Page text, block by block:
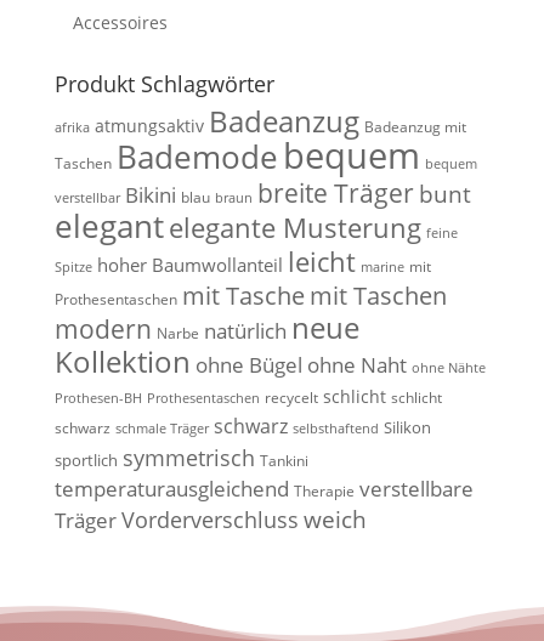
Accessoires
Produkt Schlagwörter
afrika atmungsaktiv Badeanzug Badeanzug mit
Taschen Bademodebequem bequem
verstellbar Bikini blau braun breite Träger bunt
elegantelegante Musterung feine
Spitze hoher Baumwollanteil leicht marine mit
Prothesentaschen mit Taschemit Taschen
modern Narbe natürlich neue
Kollektion ohne Bügel ohne Naht ohne Nähte
Prothesen-BH Prothesentaschen recycelt schlicht schlicht
schwarz schmale Träger schwarz selbsthaftend Silikon
sportlich symmetrisch Tankini
temperaturausgleichend Therapie verstellbare
TrägerVorderverschluss weich